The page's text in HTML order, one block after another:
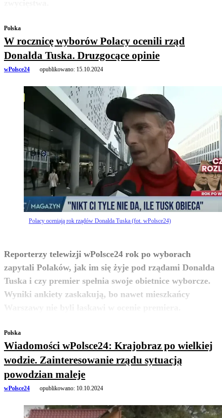
Polska
W rocznicę wyborów Polacy ocenili rząd
Donalda Tuska. Druzgocące opinie
wPolsce24 opublikowano: 15.10.2024
Polacy oceniają rok rządów Donalda Tuska (fot. wPolsce24)
Reporterzy telewizji wPolsce24 rok po wyborach
zapytali Polaków, jak im się żyje pod rządami Donalda
Tuska i czy premier spełnia swoje obietnice wyborcze.
Wyniki ankiety zaskakują, bo nawet mieszkańcy
zobacz więcej
Polska
Wiadomości wPolsce24: Krajobraz po wielkiej
wodzie. Zainteresowanie rządu sytuacją
powodzian maleje
wPolsce24 opublikowano: 10.10.2024